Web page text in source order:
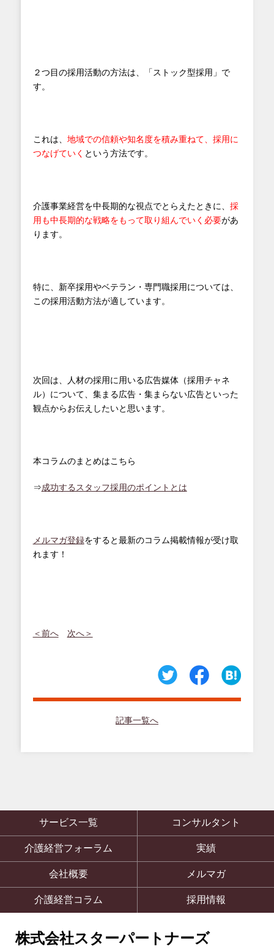
２つ目の採用活動の方法は、「ストック型採用」で
す。
これは、 地域での信頼や知名度を積み重ねて、採用に
つなげていく という方法です。
介護事業経営を中長期的な視点でとらえたときに、 採
用も中長期的な戦略をもって取り組んでいく必要があ
ります。
特に、新卒採用やベテラン・専門職採用については、
この採用活動方法が適しています。
次回は、人材の採用に用いる広告媒体（採用チャネ
ル）について、集まる広告・集まらない広告といった
観点からお伝えしたいと思います。
本コラムのまとめはこちら
⇒成功するスタッフ採用のポイントとは
メルマガ登録をすると最新のコラム掲載情報が受け取
れます！
＜前へ 次へ＞
記事一覧へ
サービス一覧 コンサルタント
介護経営フォーラム 実績
会社概要 メルマガ
介護経営コラム 採用情報
株式会社スターパートナーズ